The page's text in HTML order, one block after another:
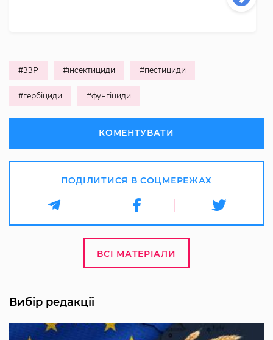
#ЗЗР #інсектициди #пестициди
#гербіциди #фунгіциди
КОМЕНТУВАТИ
ПОДІЛИТИСЯ В СОЦМЕРЕЖАХ
ВСІ МАТЕРІАЛИ
Вибір редакції